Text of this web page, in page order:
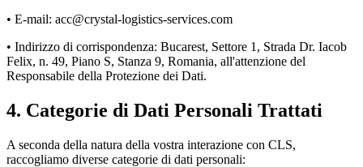
• E-mail: acc@crystal-logistics-services.com
• Indirizzo di corrispondenza: Bucarest, Settore 1, Strada Dr. Iacob
Felix, n. 49, Piano S, Stanza 9, Romania, all'attenzione del
Responsabile della Protezione dei Dati.
4. Categorie di Dati Personali Trattati
A seconda della natura della vostra interazione con CLS,
raccogliamo diverse categorie di dati personali: